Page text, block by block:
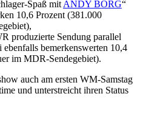
Spaß mit ANDY BORG“
10,6 Prozent (381.000
produzierte Sendung parallel
ebenfalls bemerkenswerten 10,4
im MDR-Sendegebiet).
auch am ersten WM-Samstag
und unterstreicht ihren Status